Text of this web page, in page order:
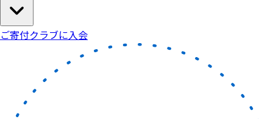
ご寄付クラブに入会